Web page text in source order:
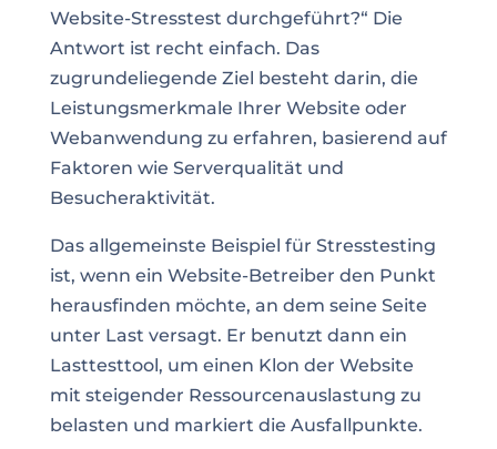
Website-Stresstest durchgeführt?“ Die
Antwort ist recht einfach. Das
zugrundeliegende Ziel besteht darin, die
Leistungsmerkmale Ihrer Website oder
Webanwendung zu erfahren, basierend auf
Faktoren wie Serverqualität und
Besucheraktivität.
Das allgemeinste Beispiel für Stresstesting
ist, wenn ein Website-Betreiber den Punkt
herausfinden möchte, an dem seine Seite
unter Last versagt. Er benutzt dann ein
Lasttesttool, um einen Klon der Website
mit steigender Ressourcenauslastung zu
belasten und markiert die Ausfallpunkte.